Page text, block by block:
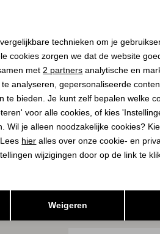
met elastisch
PLAATS INMAAT
BEKIJK
Marketing
technieken om je
cookies zorgen we dat de website
met 2 partners analytische en
analyseren, gepersonaliseerde
te bieden. Je kunt zelf bepalen welke
voor alle cookies, of kies
Wil je alleen noodzakelijke cookies?
hier alles over onze cookie- en
wijzigingen door op de link te
Weigeren